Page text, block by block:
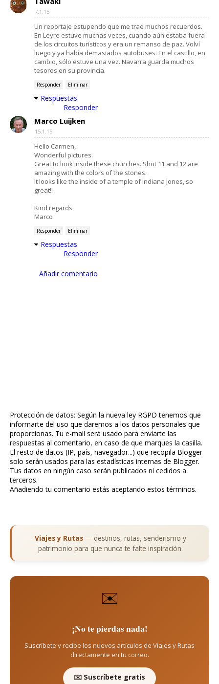
7.1.15
Un reportaje estupendo que me trae muchos recuerdos.
En Leyre estuve muchas veces, cuando aún estaba fuera
de los circuitos turísticos y era un remanso de paz. Volví
luego y ya había demasiados autobuses. En el castillo, en
cambio, sólo estuve una vez. Navarra guarda muchos
tesoros en su provincia.
Responder Eliminar
Respuestas
Responder
Marco Luijken
15.1.15
Hello Carmen,
Wonderful pictures.
Great to look inside these churches. Shot 11 and 12 are
amazing with the colors of the stones.
It looks like the inside of a temple of Indiana Jones, so
great!!
Kind regards,
Marco
Responder Eliminar
Respuestas
Responder
Añadir comentario
Protección de datos: Según la nueva ley RGPD tenemos que
informarte del uso que daremos a los datos personales que
proporcionas. Tu e-mail será usado para enviarte las
respuestas al comentario, en caso de que marques la casilla.
El resto de datos (IP, país, navegador...) que recopila Blogger
solo serán usados para las estadísticas internas de Blogger.
Tus datos en ningún caso serán publicados ni cedidos a
terceros.
Añadiendo tu comentario estás aceptando estos términos.
Viajes y Rutas — destinos, rutas, senderismo y
patrimonio para que nunca te falte inspiración.
✉️
¡No te pierdas nada!
Suscríbete y recibe los nuevos artículos de Viajes y Rutas
directamente en tu correo.
✉️ Suscríbete gratis